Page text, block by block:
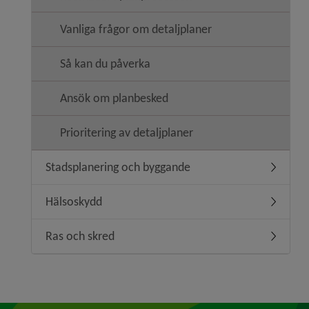
Vanliga frågor om detaljplaner
Så kan du påverka
Ansök om planbesked
Prioritering av detaljplaner
Stadsplanering och byggande
Hälsoskydd
Ras och skred